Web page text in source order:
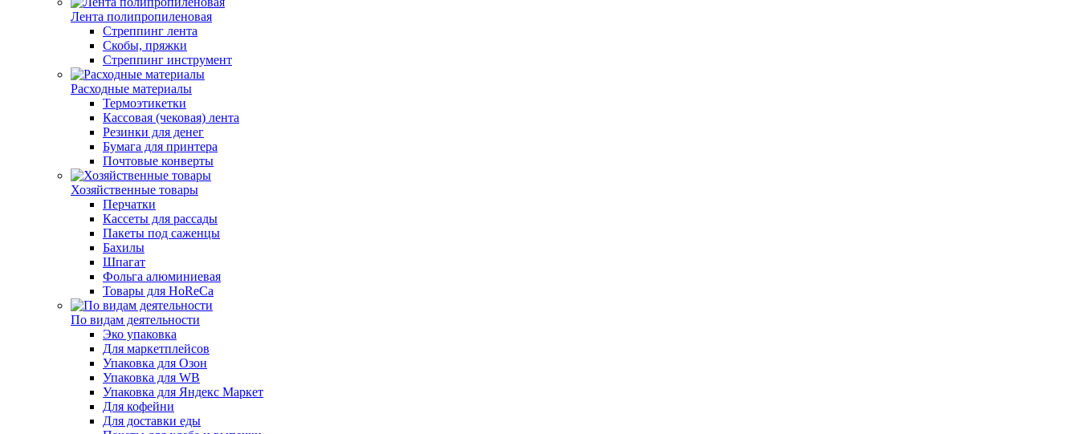
Лента полипропиленовая
Стреппинг лента
Скобы, пряжки
Стреппинг инструмент
Расходные материалы
Термоэтикетки
Кассовая (чековая) лента
Резинки для денег
Бумага для принтера
Почтовые конверты
Хозяйственные товары
Перчатки
Кассеты для рассады
Пакеты под саженцы
Бахилы
Шпагат
Фольга алюминиевая
Товары для HoReCa
По видам деятельности
Эко упаковка
Для маркетплейсов
Упаковка для Озон
Упаковка для WB
Упаковка для Яндекс Маркет
Для кофейни
Для доставки еды